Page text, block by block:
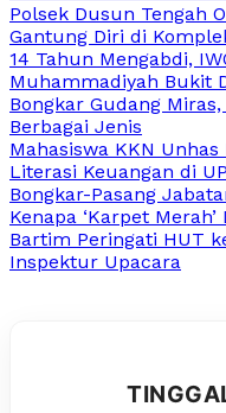
Polsek Dusun Tengah
Gantung Diri di
14 Tahun Mengabdi,
Muhammadiyah Bukit
Bongkar Gudang
Berbagai Jenis
Mahasiswa KKN
Literasi Keuangan di
Bongkar-Pasang
Kenapa ‘Karpet
Bartim Peringati HUT
Inspektur Upacara